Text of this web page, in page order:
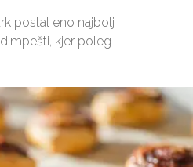
postal eno najbolj
kjer poleg